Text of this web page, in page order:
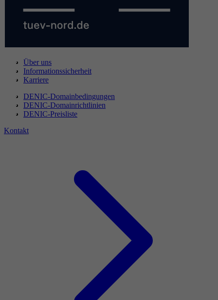
Über uns
Informationssicherheit
Karriere
DENIC-Domainbedingungen
DENIC-Domainrichtlinien
DENIC-Preisliste
Kontakt